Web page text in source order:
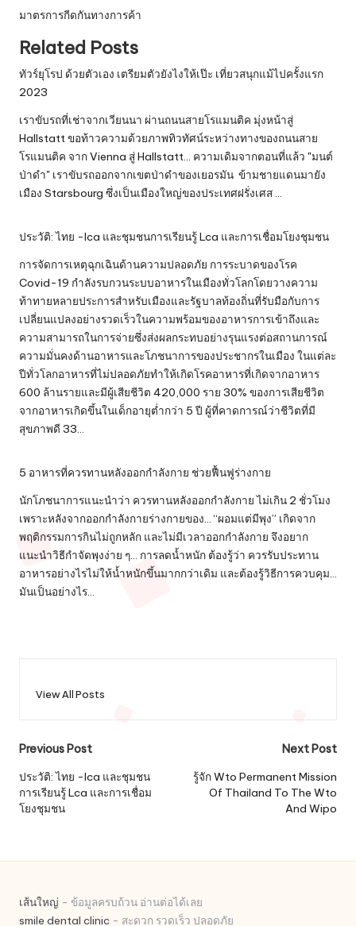
มาตรการกีดกันทางการค้า
Related Posts
ทัวร์ยุโรป ด้วยตัวเอง เตรียมตัวยังไงให้เป๊ะ เที่ยวสนุกแม้ไปครั้งแรก
2023
เราขับรถที่เช่าจากเวียนนา ผ่านถนนสายโรแมนติค มุ่งหน้าสู่
Hallstatt ขอท้าวความด้วยภาพทิวทัศน์ระหว่างทางของถนนสาย
โรแมนติค จาก Vienna สู่ Hallstatt... ความเดิมจากตอนที่แล้ว "มนต์
ป่าดำ" เราขับรถออกจากเขตป่าดำของเยอรมัน ข้ามชายแดนมายัง
เมือง Starsbourg ซึ่งเป็นเมืองใหญ่ของประเทศฝรั่งเศส …
ประวัติ: ไทย -lca และชุมชนการเรียนรู้ Lca และการเชื่อมโยงชุมชน
การจัดการเหตุฉุกเฉินด้านความปลอดภัย การระบาดของโรค
Covid-19 กำลังรบกวนระบบอาหารในเมืองทั่วโลกโดยวางความ
ท้าทายหลายประการสำหรับเมืองและรัฐบาลท้องถิ่นที่รับมือกับการ
เปลี่ยนแปลงอย่างรวดเร็วในความพร้อมของอาหารการเข้าถึงและ
ความสามารถในการจ่ายซึ่งส่งผลกระทบอย่างรุนแรงต่อสถานการณ์
ความมั่นคงด้านอาหารและโภชนาการของประชากรในเมือง ในแต่ละ
ปีทั่วโลกอาหารที่ไม่ปลอดภัยทำให้เกิดโรคอาหารที่เกิดจากอาหาร
600 ล้านรายและมีผู้เสียชีวิต 420,000 ราย 30% ของการเสียชีวิต
จากอาหารเกิดขึ้นในเด็กอายุต่ำกว่า 5 ปี ผู้ที่คาดการณ์ว่าชีวิตที่มี
สุขภาพดี 33…
5 อาหารที่ควรทานหลังออกกำลังกาย ช่วยฟื้นฟูร่างกาย
นักโภชนาการแนะนำว่า ควรทานหลังออกกำลังกาย ไม่เกิน 2 ชั่วโมง
เพราะหลังจากออกกำลังกายร่างกายของ... “ผอมแต่มีพุง” เกิดจาก
พฤติกรรมการกินไม่ถูกหลัก และไม่มีเวลาออกกำลังกาย จึงอยาก
แนะนำวิธีกำจัดพุงง่าย ๆ... การลดน้ำหนัก ต้องรู้ว่า ควรรับประทาน
อาหารอย่างไรไม่ให้น้ำหนักขึ้นมากกว่าเดิม และต้องรู้วิธีการควบคุม...
มันเป็นอย่างไร…
View All Posts
Post
navigation
Previous Post
ประวัติ: ไทย -lca และชุมชน
การเรียนรู้ Lca และการเชื่อม
โยงชุมชน
Next Post
รู้จัก Wto Permanent Mission
Of Thailand To The Wto
And Wipo
เส้นใหญ่ - ข้อมูลครบถ้วน อ่านต่อได้เลย
smile dental clinic - สะดวก รวดเร็ว ปลอดภัย